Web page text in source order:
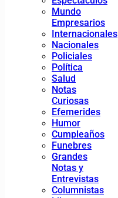
Mundo
Empresarios
Internacionales
Nacionales
Policiales
Política
Salud
Notas
Curiosas
Efemerides
Humor
Cumpleaños
Funebres
Grandes
Notas y
Entrevistas
Columnistas